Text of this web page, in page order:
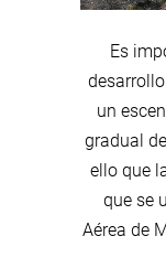
Es
un
gradual
ello que
que se
Aérea de